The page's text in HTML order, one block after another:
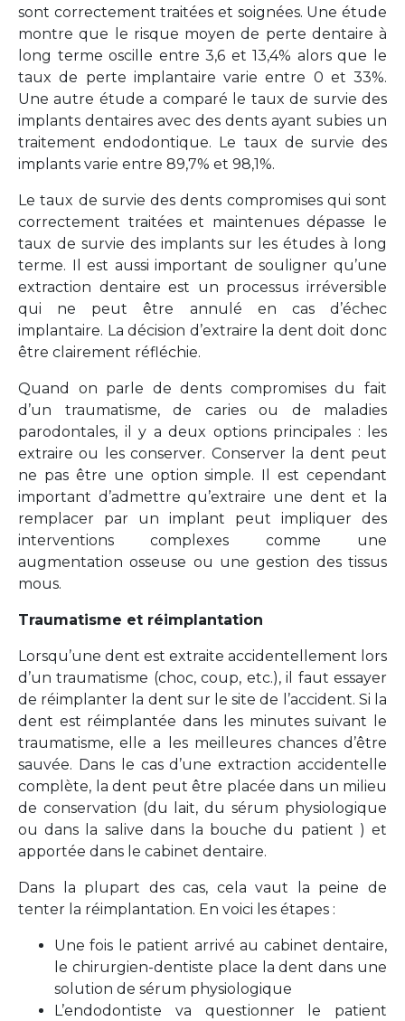
sont correctement traitées et soignées. Une étude
montre que le risque moyen de perte dentaire à
long terme oscille entre 3,6 et 13,4% alors que le
taux de perte implantaire varie entre 0 et 33%.
Une autre étude a comparé le taux de survie des
implants dentaires avec des dents ayant subies un
traitement endodontique. Le taux de survie des
implants varie entre 89,7% et 98,1%.
Le taux de survie des dents compromises qui sont
correctement traitées et maintenues dépasse le
taux de survie des implants sur les études à long
terme. Il est aussi important de souligner qu’une
extraction dentaire est un processus irréversible
qui ne peut être annulé en cas d’échec
implantaire. La décision d’extraire la dent doit donc
être clairement réfléchie.
Quand on parle de dents compromises du fait
d’un traumatisme, de caries ou de maladies
parodontales, il y a deux options principales : les
extraire ou les conserver. Conserver la dent peut
ne pas être une option simple. Il est cependant
important d’admettre qu’extraire une dent et la
remplacer par un implant peut impliquer des
interventions complexes comme une
augmentation osseuse ou une gestion des tissus
mous.
Traumatisme et réimplantation
Lorsqu’une dent est extraite accidentellement lors
d’un traumatisme (choc, coup, etc.), il faut essayer
de réimplanter la dent sur le site de l’accident. Si la
dent est réimplantée dans les minutes suivant le
traumatisme, elle a les meilleures chances d’être
sauvée. Dans le cas d’une extraction accidentelle
complète, la dent peut être placée dans un milieu
de conservation (du lait, du sérum physiologique
ou dans la salive dans la bouche du patient ) et
apportée dans le cabinet dentaire.
Dans la plupart des cas, cela vaut la peine de
tenter la réimplantation. En voici les étapes :
Une fois le patient arrivé au cabinet dentaire,
le chirurgien-dentiste place la dent dans une
solution de sérum physiologique
L’endodontiste va questionner le patient